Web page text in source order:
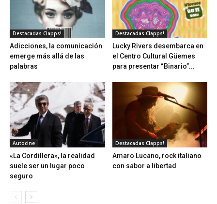
Destacadas Clapps!
Adicciones, la comunicación
emerge más allá de las
palabras
Destacadas Clapps!
Lucky Rivers desembarca en
el Centro Cultural Güemes
para presentar “Binario”...
Autocine
«La Cordillera», la realidad
suele ser un lugar poco
seguro
Destacadas Clapps!
Amaro Lucano, rock italiano
con sabor a libertad